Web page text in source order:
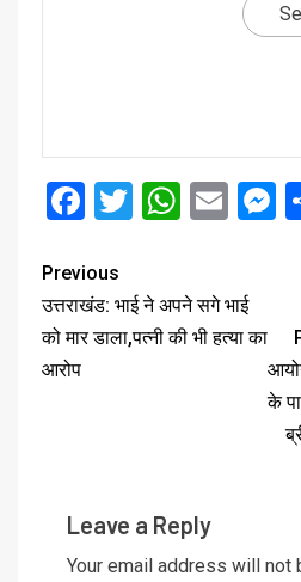
Facebook
Twitter
Previous
उत्तराखंड: भाई ने अपने सगे भाई
को मार डाला,पत्नी की भी हत्या का
आरोप
के
Leave a Reply
Your email address will not